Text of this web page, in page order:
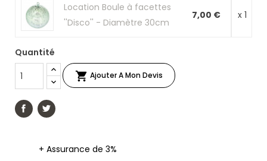
Location Boule à facettes
''Disco'' - Diamètre 30cm
7,00 € x 1
Quantité
 Ajouter A Mon Devis
+ Assurance de 3%